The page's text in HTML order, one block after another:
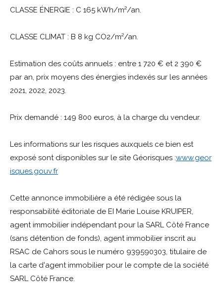
CLASSE ÉNERGIE : C 165 kWh/m²/an.
CLASSE CLIMAT : B 8 kg CO2/m²/an.
Estimation des coûts annuels : entre 1 720 € et 2 390 €
par an, prix moyens des énergies indexés sur les années
2021, 2022, 2023.
Prix demandé : 149 800 euros, à la charge du vendeur.
Les informations sur les risques auxquels ce bien est
exposé sont disponibles sur le site Géorisques :www.geor
isques.gouv.fr
Cette annonce immobilière a été rédigée sous la
responsabilité éditoriale de EI Marie Louise KRUIPER,
agent immobilier indépendant pour la SARL Côté France
(sans détention de fonds), agent immobilier inscrit au
RSAC de Cahors sous le numéro 939590303, titulaire de
la carte d'agent immobilier pour le compte de la société
SARL Côté France.